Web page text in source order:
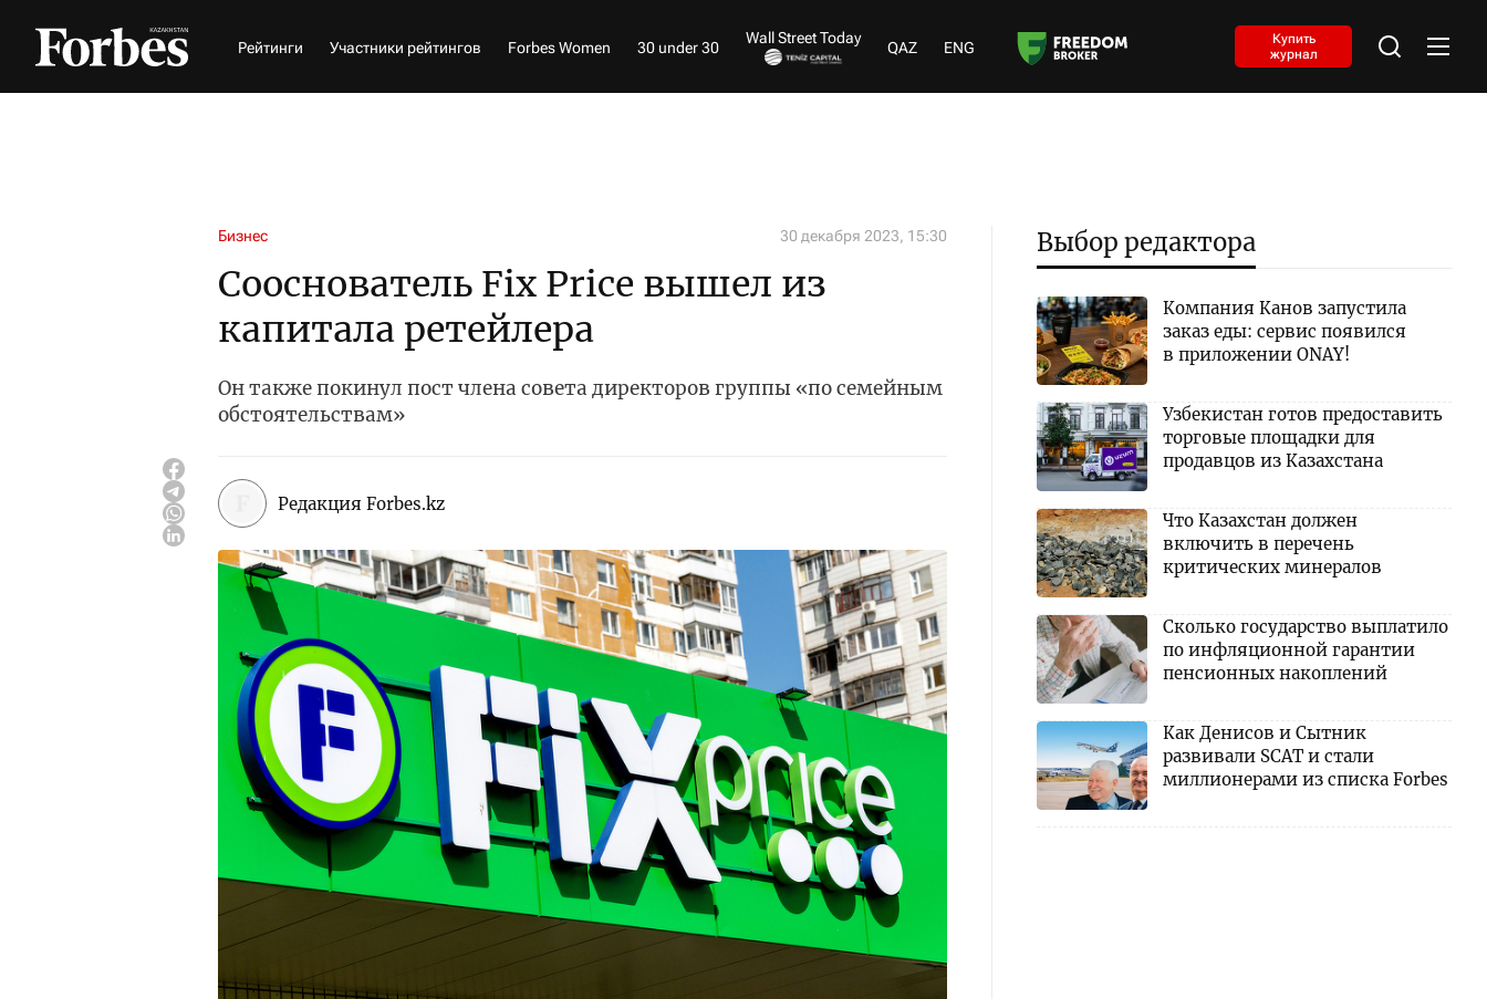
Рейтинги Участники рейтингов Forbes Women 30 under 30
Wall Street Today
QAZ ENG
Купить
журнал
Бизнес 30 декабря 2023, 15:30
Сооснователь Fix Price вышел из
капитала ретейлера
Он также покинул пост члена совета директоров группы «по семейным
обстоятельствам»
Редакция Forbes.kz
Выбор редактора
Компания Канов запустила
заказ еды: сервис появился
в приложении ONAY!
Узбекистан готов предоставить
торговые площадки для
продавцов из Казахстана
Что Казахстан должен
включить в перечень
критических минералов
Сколько государство выплатило
по инфляционной гарантии
пенсионных накоплений
Как Денисов и Сытник
развивали SCAT и стали
миллионерами из списка Forbes